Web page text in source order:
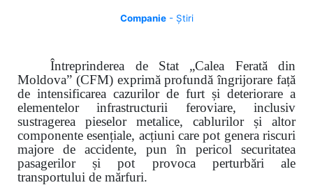
Companie- Știri
Întreprinderea de Stat „Calea Ferată din
Moldova” (CFM) exprimă profundă îngrijorare față
de intensificarea cazurilor de furt și deteriorare a
elementelor infrastructurii feroviare, inclusiv
sustragerea pieselor metalice, cablurilor și altor
componente esențiale, acțiuni care pot genera riscuri
majore de accidente, pun în pericol securitatea
pasagerilor și pot provoca perturbări ale
transportului de mărfuri.